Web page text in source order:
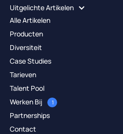
Uitgelichte Artikelen
Alle Artikelen
Producten
Diversiteit
Case Studies
Tarieven
Talent Pool
Werken Bij
1
Partnerships
Contact